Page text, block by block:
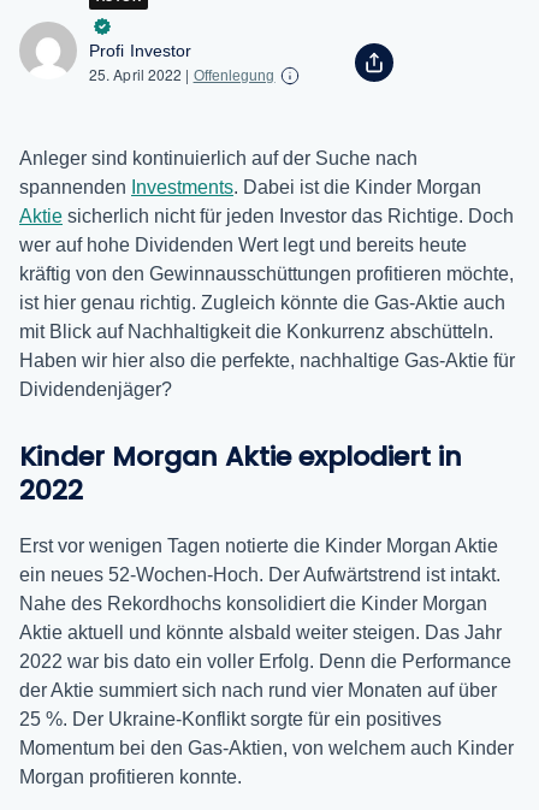
Profi Investor
25. April 2022 | Offenlegung
Anleger sind kontinuierlich auf der Suche nach
spannenden Investments. Dabei ist die Kinder Morgan
Aktie sicherlich nicht für jeden Investor das Richtige. Doch
wer auf hohe Dividenden Wert legt und bereits heute
kräftig von den Gewinnausschüttungen profitieren möchte,
ist hier genau richtig. Zugleich könnte die Gas-Aktie auch
mit Blick auf Nachhaltigkeit die Konkurrenz abschütteln.
Haben wir hier also die perfekte, nachhaltige Gas-Aktie für
Dividendenjäger?
Kinder Morgan Aktie explodiert in
2022
Erst vor wenigen Tagen notierte die Kinder Morgan Aktie
ein neues 52-Wochen-Hoch. Der Aufwärtstrend ist intakt.
Nahe des Rekordhochs konsolidiert die Kinder Morgan
Aktie aktuell und könnte alsbald weiter steigen. Das Jahr
2022 war bis dato ein voller Erfolg. Denn die Performance
der Aktie summiert sich nach rund vier Monaten auf über
25 %. Der Ukraine-Konflikt sorgte für ein positives
Momentum bei den Gas-Aktien, von welchem auch Kinder
Morgan profitieren konnte.